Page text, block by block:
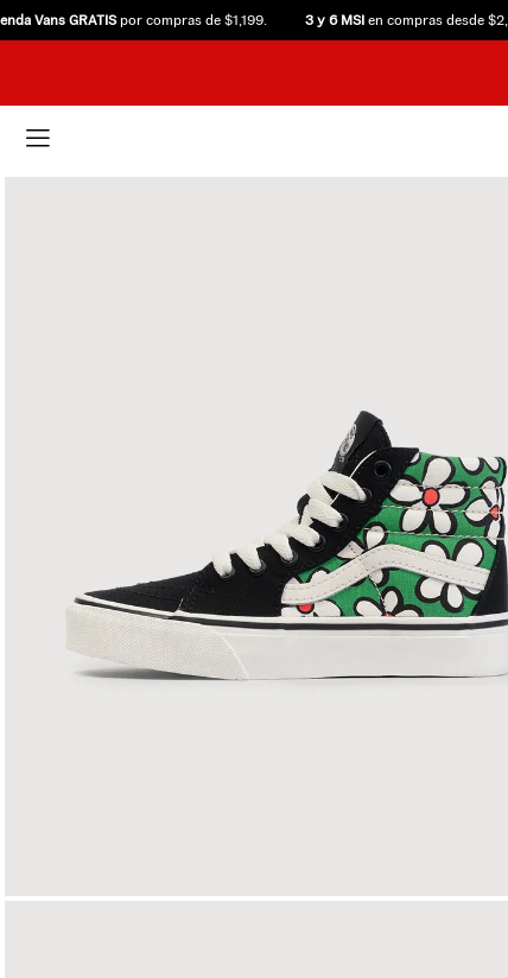
GRATISpor compras de $1,199. 3 y 6 MSIen compras desde $2,599.